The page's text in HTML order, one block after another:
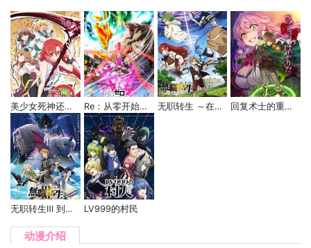
美少女死神还我H之魂 Re：从零开始的异世界生活 冰结之绊 无职转生 ～在异世界认真地活下去～ 回复术士的重启人生
无职转生Ⅲ 到了异世界就拿出真本事 LV999的村民
动漫介绍